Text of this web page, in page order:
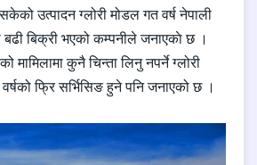
उत्पादन ग्लोरी मोडल गत वर्ष नेपाली
बढी बिक्री भएको कम्पनीले जनाएकाे छ ।
मामिलामा कुनै चिन्ता लिनु नपर्ने ग्लोरी
फ्रि सर्भिसिङ हुने पनि जनाएको छ ।